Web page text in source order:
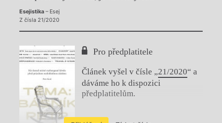
Esejistika– Esej
Z čísla 21/2020
Pro předplatitele
Článek vyšel v čísle „21/2020“ a
dáváme ho k dispozici
předplatitelům.